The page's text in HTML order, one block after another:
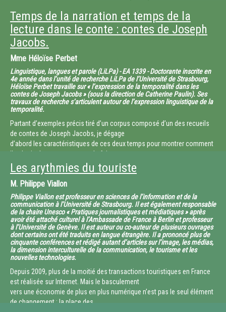
L’alternance du jour et de la nuit est un facteur environnemental majeur
qui a influencé en profondeur l’évolution
de la vie sur la Terre. Ainsi le monde vivant bactérien, animal et végétal a
développé, avec des stratégies
variées mais néanmoins très conservées, des systèmes de mesure du
temps : les horloges circadiennes. Ces
horloges permettent d’organiser et de répartir les fonctions
physiologiques (métabolisme, division cellulaire)
et le comportement (sommeil, prise alimentaire) sur le cycle jour/nuit et
ainsi d’optimiser la survie. Les horloges
l’intérieur de la cellule, unité de base
du vivant, et basées sur une boucle de rétrocontrôle négatif. De fait, leur
fonctionnement est cyclique et leur
molécules constituant ces horloges ont
la propriété de contrôler l’expression génique et ainsi de conférer leur
rythmicité au fonctionnement de l’ensemble
de la cellule. Dans le domaine clinique, ces mêmes molécules sont des
indicateurs précis et précieux
de « l’heure qu’il est » dans notre corps et de la qualité de notre
synchronisation avec l’environnement.
Temps de la narration et temps de la
lecture dans le conte : contes de Joseph
Jacobs.
Mme Héloïse Perbet
Linguistique, langues et parole (LiLPa) - EA 1339 - Doctorante inscrite en
4e année dans l’unité de recherche LiLPa de l’Université de Strasbourg,
Héloïse Perbet travaille sur « l’expression de la temporalité dans les
contes de Joseph Jacobs » (sous la direction de Catherine Paulin). Ses
travaux de recherche s’articulent autour de l’expression linguistique de la
temporalité.
Partant d’exemples précis tiré d’un corpus composé d’un des recueils
de contes de Joseph Jacobs, je dégage
d’abord les caractéristiques de ces deux temps pour montrer comment
ils s’articulent, compte-tenu du fait
que le conte est un genre court soumis à des contraintes structurelles
relativement précises. Je confronte
ensuite temps de la narration et temps de l’histoire, pour déterminer
comment ce dernier est représenté, ou
encore expliquer les liens entre temporalité du narrateur, temporalité du
lecteur et temporalité des personnages.
Le temps de la lecture constitue un moment à part, moment de plaisir et
d’évasion, et devient encore
plus particulier si le conte est lu à l’oral. La temporalité du narrateur peut
donc être confrontée à la temporalité
Les arythmies du touriste
M. Philippe Viallon
Philippe Viallon est professeur en sciences de l’information et de la
communication à l’Université de Strasbourg. Il est également responsable
de la chaire Unesco « Pratiques journalistiques et médiatiques » après
avoir été attaché culturel à l’Ambassade de France à Berlin et professeur
à l’Université de Genève. Il est auteur ou co-auteur de plusieurs ouvrages
dont certains ont été traduits en langue étrangère. Il a prononcé plus de
cinquante conférences et rédigé autant d’articles sur l’image, les médias,
la dimension interculturelle de la communication, le tourisme et les
nouvelles technologies.
Depuis 2009, plus de la moitié des transactions touristiques en France
est réalisée sur Internet. Mais le basculement
vers une économie de plus en plus numérique n’est pas le seul élément
de changement : la place des